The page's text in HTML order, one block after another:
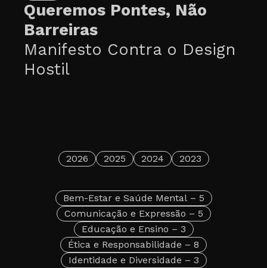
Queremos Pontes, Não
Barreiras
Manifesto Contra o Design
Hostil
2026 2025 2024 2023
Bem-Estar e Saúde Mental – 5
Comunicação e Expressão – 5
Educação e Ensino – 3
Ética e Responsabilidade – 8
Identidade e Diversidade – 3